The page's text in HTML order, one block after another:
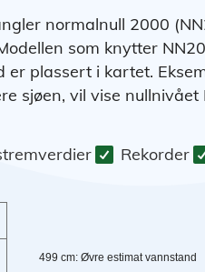
normalnull 2000
som knytter
er plassert i kartet.
sjøen, vil vise nullnivået
Rekorder
499 cm: Øvre estimat vannstand